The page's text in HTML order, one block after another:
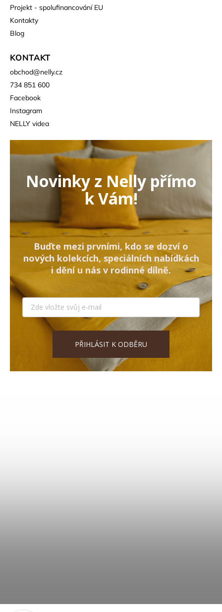
Projekt - spolufinancování EU
Kontakty
Blog
KONTAKT
obchod@nelly.cz
734 851 600
Facebook
Instagram
NELLY videa
Novinky z Nelly přímo
k Vám!
Buďte mezi prvními, kdo se dozví o
nových kolekcích, speciálních nabídkách
i dění u nás v rodinné dílně.
PŘIHLÁSIT K ODBĚRU